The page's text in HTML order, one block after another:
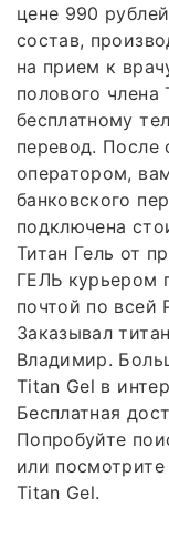
цене 990
состав,
на прием к
полового
бесплатному
перевод. После
оператором,
банковского
подключена
Титан Гель от
ГЕЛЬ курьером
почтой по всей
Заказывал
Владимир.
Titan Gel в
Бесплатная
Попробуйте
или
Titan Gel.